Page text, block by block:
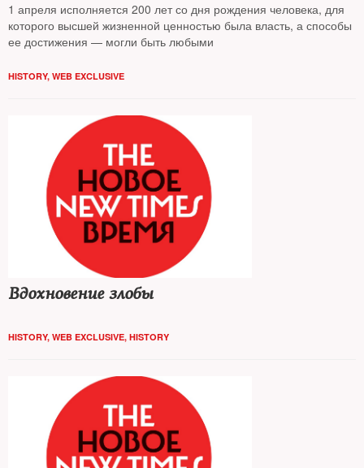
1 апреля исполняется 200 лет со дня рождения человека, для
которого высшей жизненной ценностью была власть, а способы
ее достижения — могли быть любыми
HISTORY, WEB EXCLUSIVE
Вдохновение злобы
HISTORY, WEB EXCLUSIVE, HISTORY